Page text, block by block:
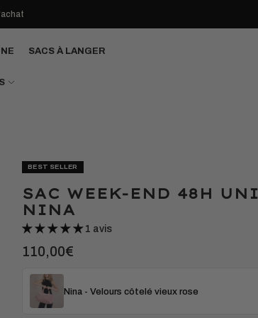
SACS À LANGER
BEST SELLER
SAC WEEK-END 48H UNI
NINA
1 avis
110,00€
Nina - Velours côtelé vieux rose